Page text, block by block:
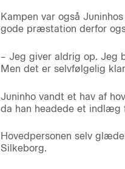
Kampen var også
gode præstation derfor
– Jeg giver aldrig op. Jeg
Men det er selvfølgelig
Juninho vandt et hav af
da han headede et indlæg
Hovedpersonen selv
Silkeborg.